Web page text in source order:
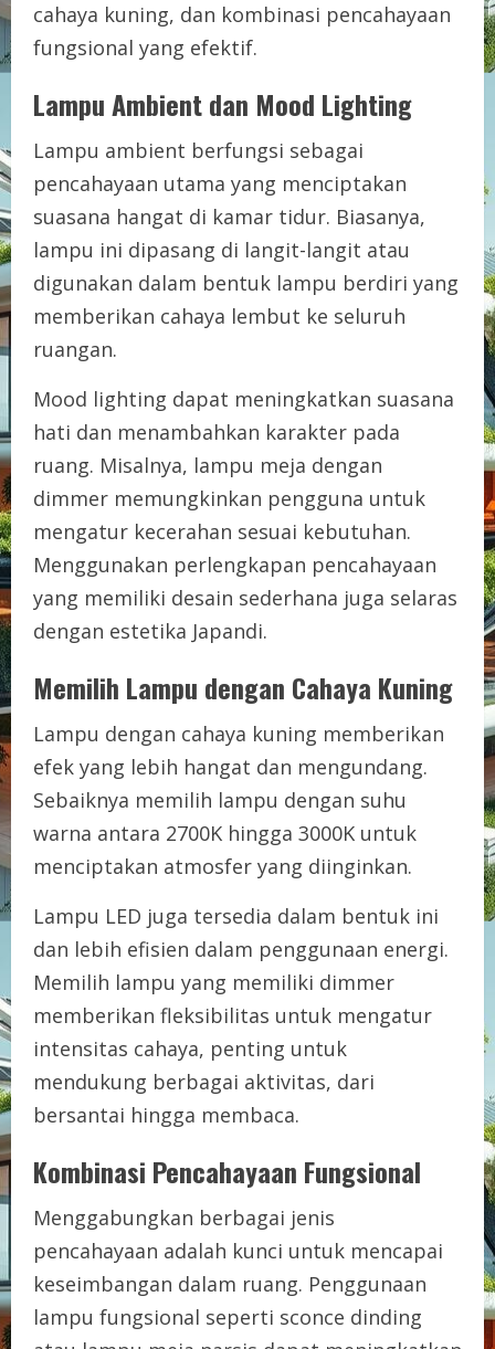
cahaya kuning, dan kombinasi pencahayaan
fungsional yang efektif.
Lampu Ambient dan Mood Lighting
Lampu ambient berfungsi sebagai
pencahayaan utama yang menciptakan
suasana hangat di kamar tidur. Biasanya,
lampu ini dipasang di langit-langit atau
digunakan dalam bentuk lampu berdiri yang
memberikan cahaya lembut ke seluruh
ruangan.
Mood lighting dapat meningkatkan suasana
hati dan menambahkan karakter pada
ruang. Misalnya, lampu meja dengan
dimmer memungkinkan pengguna untuk
mengatur kecerahan sesuai kebutuhan.
Menggunakan perlengkapan pencahayaan
yang memiliki desain sederhana juga selaras
dengan estetika Japandi.
Memilih Lampu dengan Cahaya Kuning
Lampu dengan cahaya kuning memberikan
efek yang lebih hangat dan mengundang.
Sebaiknya memilih lampu dengan suhu
warna antara 2700K hingga 3000K untuk
menciptakan atmosfer yang diinginkan.
Lampu LED juga tersedia dalam bentuk ini
dan lebih efisien dalam penggunaan energi.
Memilih lampu yang memiliki dimmer
memberikan fleksibilitas untuk mengatur
intensitas cahaya, penting untuk
mendukung berbagai aktivitas, dari
bersantai hingga membaca.
Kombinasi Pencahayaan Fungsional
Menggabungkan berbagai jenis
pencahayaan adalah kunci untuk mencapai
keseimbangan dalam ruang. Penggunaan
lampu fungsional seperti sconce dinding